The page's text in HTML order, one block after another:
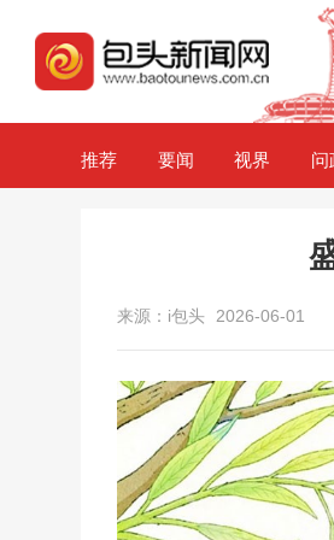
推荐 要闻 视界 问
来源：i包头 2026-06-01